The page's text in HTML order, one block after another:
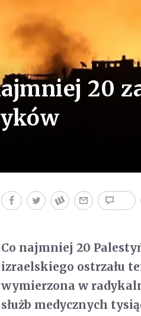
20
Co najmniej 20
izraelskiego ostrzału
wymierzona w
służb medycznych